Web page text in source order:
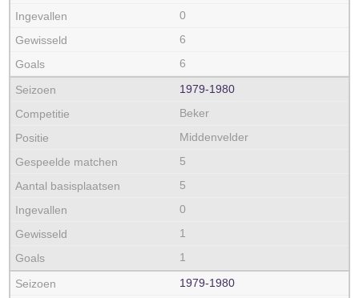
0
6
6
1979‑1980
Beker
Middenvelder
5
5
0
1
1
1979‑1980